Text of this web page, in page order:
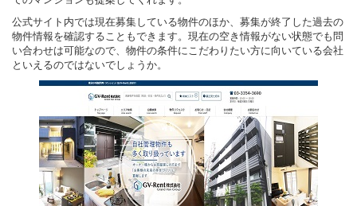
公式サイト内では現在募集している物件のほか、募集が終了した過去の
物件情報を確認することもできます。現在の空き情報がない状態でも問
い合わせは可能なので、物件の条件にこだわりたい方に向いている会社
といえるのではないでしょうか。